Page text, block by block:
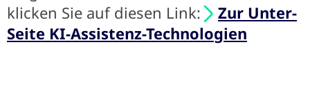
klicken Sie auf diesen Link:
Zur Unter-
Seite KI-Assistenz-Technologien